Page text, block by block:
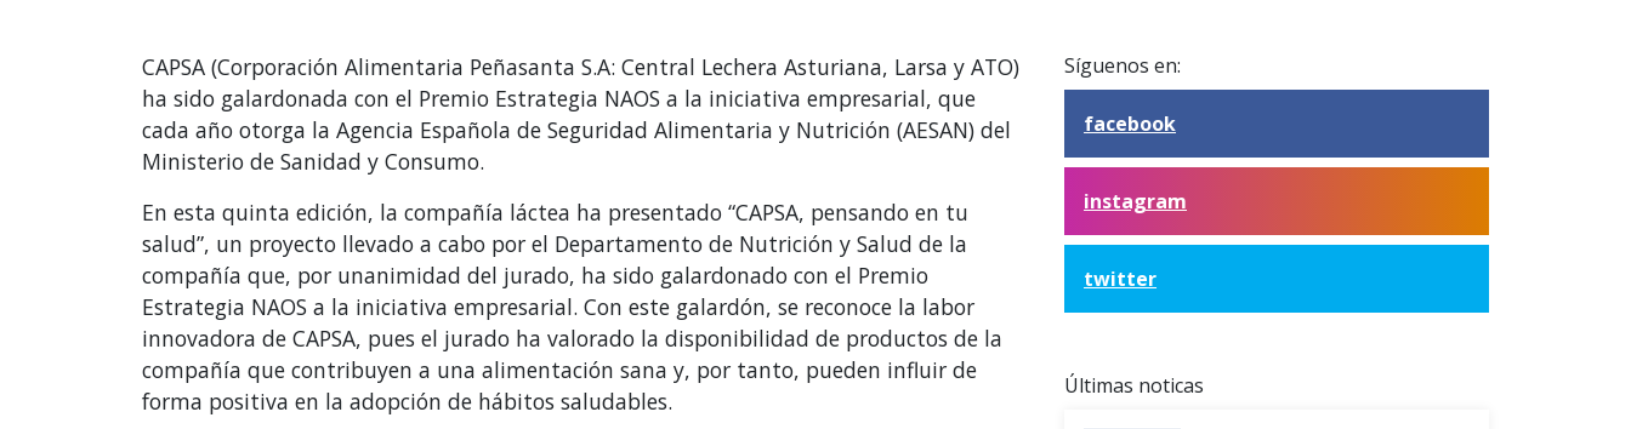
CAPSA (Corporación Alimentaria Peñasanta S.A: Central Lechera Asturiana, Larsa y ATO)
ha sido galardonada con el Premio Estrategia NAOS a la iniciativa empresarial, que
cada año otorga la Agencia Española de Seguridad Alimentaria y Nutrición (AESAN) del
Ministerio de Sanidad y Consumo.
En esta quinta edición, la compañía láctea ha presentado “CAPSA, pensando en tu
salud”, un proyecto llevado a cabo por el Departamento de Nutrición y Salud de la
compañía que, por unanimidad del jurado, ha sido galardonado con el Premio
Estrategia NAOS a la iniciativa empresarial. Con este galardón, se reconoce la labor
innovadora de CAPSA, pues el jurado ha valorado la disponibilidad de productos de la
compañía que contribuyen a una alimentación sana y, por tanto, pueden influir de
forma positiva en la adopción de hábitos saludables.
Síguenos en:
facebook
instagram
twitter
Últimas noticas